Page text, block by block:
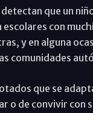
que un
con
y en alguna
comunidades
que se
o de convivir con